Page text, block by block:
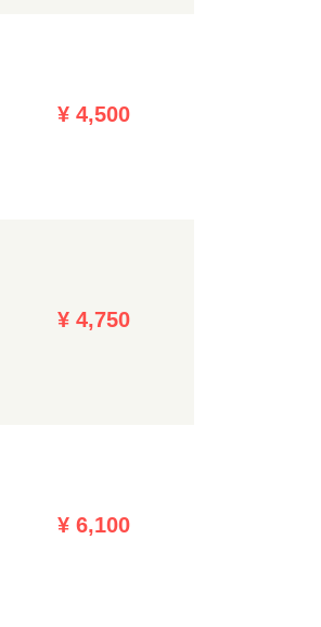
¥ 4,500
¥ 4,750
¥ 6,100